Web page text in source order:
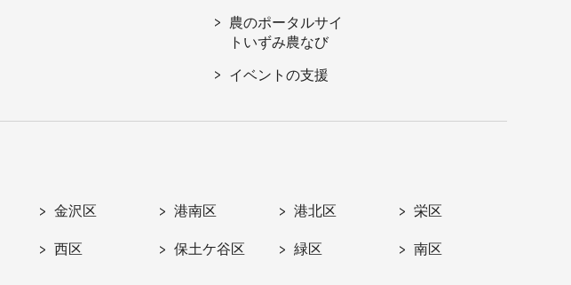
農のポータルサイ
トいずみ農なび
イベントの支援
金沢区 港南区 港北区 栄区
西区 保土ケ谷区 緑区 南区